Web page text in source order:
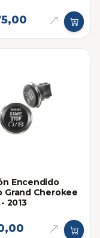
Encendido
Grand Cherokee
- 2013